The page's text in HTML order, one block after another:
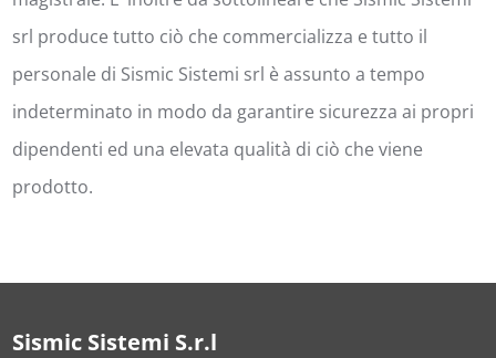
srl produce tutto ciò che commercializza e tutto il
personale di Sismic Sistemi srl è assunto a tempo
indeterminato in modo da garantire sicurezza ai propri
dipendenti ed una elevata qualità di ciò che viene
prodotto.
Sismic Sistemi S.r.l